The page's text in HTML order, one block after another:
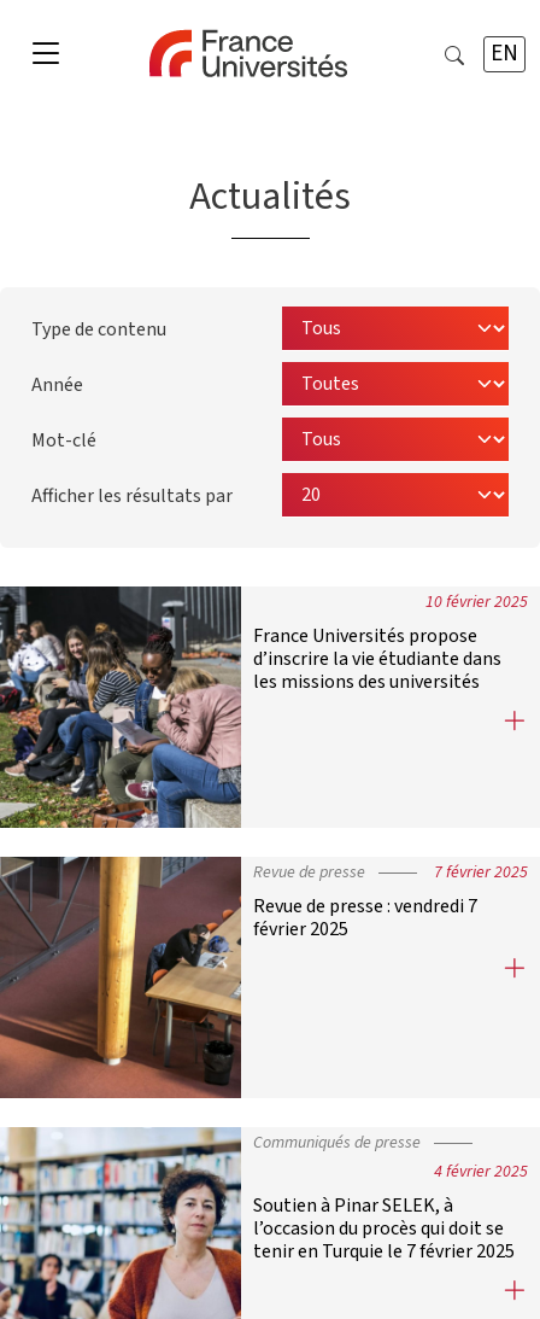
EN
Actualités
Type de contenu
Année
Mot-clé
Afficher les résultats par
10 février 2025
France Universités propose
d’inscrire la vie étudiante dans
les missions des universités
France Universités propose
Revue de presse 7 février 2025
Revue de presse : vendredi 7
février 2025
Revue de presse : vendredi 7 février
Communiqués de presse
4 février 2025
Soutien à Pinar SELEK, à
l’occasion du procès qui doit se
tenir en Turquie le 7 février 2025
Soutien à Pinar SELEK, à